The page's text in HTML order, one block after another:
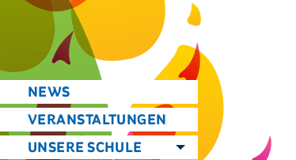
NEWS
VERANSTALTUNGEN
UNSERE SCHULE